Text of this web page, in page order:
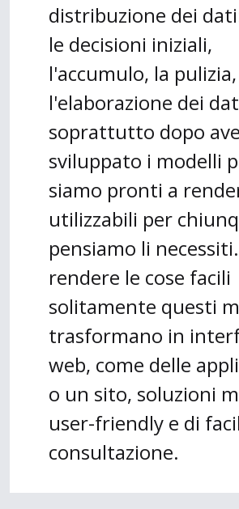
distribuzione dei
le decisioni iniziali,
l'accumulo, la
l'elaborazione dei
soprattutto dopo
sviluppato i modelli
siamo pronti a
utilizzabili per
pensiamo li
rendere le cose facili
solitamente questi
trasformano in
web, come delle
o un sito, soluzioni
user-friendly e di
consultazione.